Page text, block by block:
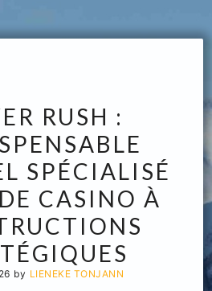
RUSH :
SPÉCIALISÉ
CASINO À
by LIENEKE TONJANN